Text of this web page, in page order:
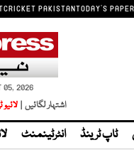
CRICKET PAKISTANTODAY'S PAPER
05, 2026
اشتہار لگائیں |
ٹاپ ٹرینڈ انٹرٹینمنٹ